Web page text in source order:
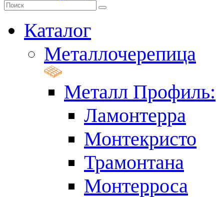
Каталог
Металлочерепица
Металл Профиль:
Ламонтерра
Монтекристо
Трамонтана
Монтерроса